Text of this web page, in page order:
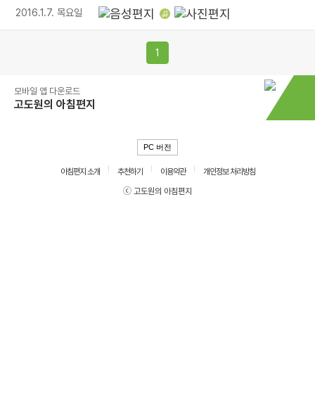
2016.1.7. 목요일
1
모바일 앱 다운로드
고도원의 아침편지
PC 버전
아침편지 소개 추천하기 이용약관
개인정보 처리방침
ⓒ 고도원의 아침편지